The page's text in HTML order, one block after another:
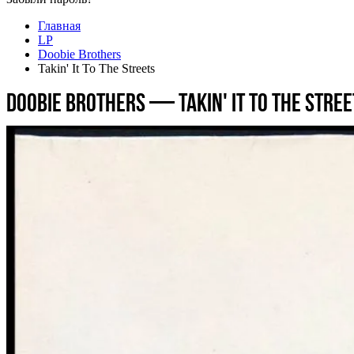
Главная
LP
Doobie Brothers
Takin' It To The Streets
Doobie Brothers — Takin' It To The